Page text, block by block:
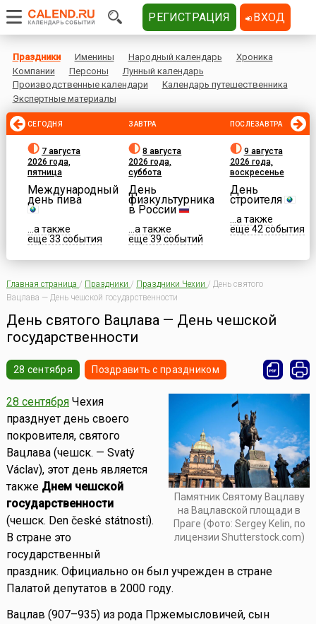
Праздники Именины Народный календарь
Хроника
Компании
Персоны
Лунный календарь
Производственные календари
Календарь путешественника
Экспертные материалы
СЕГОДНЯ
7 августа
2026 года,
пятница
Международный
день пива
...а также
еще 33 события
ЗАВТРА
8 августа
2026 года,
суббота
День
физкультурника
в России
...а также
еще 39 событий
ПОСЛЕЗАВТРА
9 августа
2026 года,
воскресенье
День
строителя
...а также
еще 42 события
Главная страница / Праздники / Праздники Чехии / День святого
Вацлава — День чешской государственности
День святого Вацлава — День чешской
государственности
28 сентября Поздравить с праздником
Памятник Святому Вацлаву
на Вацлавской площади в
Праге (Фото: Sergey Kelin, по
лицензии Shutterstock.com)
28 сентябряЧехия
празднует день своего
покровителя, святого
Вацлава (чешск. — Svatý
Václav), этот день является
также Днем чешской
государственности
(чешск. Den české státnosti).
В стране это
государственный
праздник. Официально он был учрежден в стране
Палатой депутатов в 2000 году.
Вацлав (907–935) из рода Пржемысловичей, сын
РЕГИСТРАЦИЯ ВХОД